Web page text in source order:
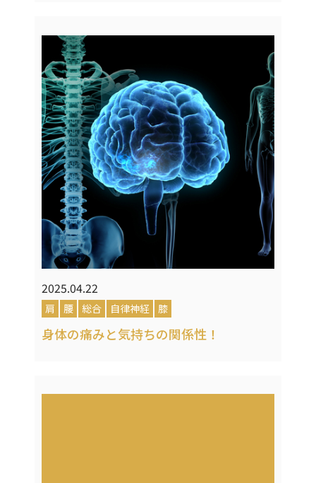
2025.04.22
肩 腰 総合 自律神経 膝
身体の痛みと気持ちの関係性！